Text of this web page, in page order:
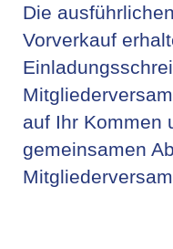
Die
Vorverkauf
auf Ihr Kommen
gemeinsamen